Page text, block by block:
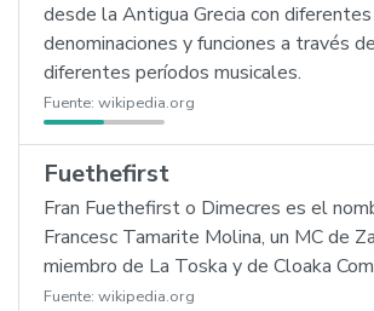
desde la Antigua Grecia con diferentes
denominaciones y funciones a través
diferentes períodos musicales.
Fuente: wikipedia.org
Fuethefirst
Fran Fuethefirst o Dimecres es el
Francesc Tamarite Molina, un MC de
miembro de La Toska y de Cloaka
Fuente: wikipedia.org